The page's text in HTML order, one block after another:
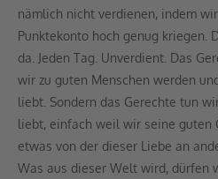
nämlich nicht verdienen, indem
Punktekonto hoch genug kriegen.
da. Jeden Tag. Unverdient. Das
wir zu guten Menschen werden
liebt. Sondern das Gerechte tun
liebt, einfach weil wir seine guten
etwas von der dieser Liebe an
Was aus dieser Welt wird, dürfen